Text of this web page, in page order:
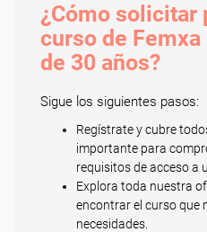
¿Cómo solicitar
curso de
de 30 años?
Sigue los siguientes pasos:
Regístrate y cubre
importante para
requisitos de acceso a
Explora toda nuestra
encontrar el curso que
necesidades.